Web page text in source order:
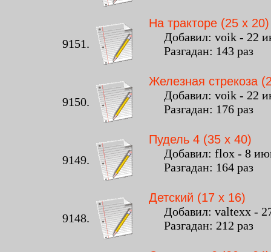
9151.
На тракторе (25 x 20)
Добавил: voik - 22
Разгадан: 143 раз
9150.
Железная стрекоза
Добавил: voik - 22
Разгадан: 176 раз
9149.
Пудель 4 (35 x 40)
Добавил: flox - 8
Разгадан: 164 раз
9148.
Детский (17 x 16)
Добавил: valtexx -
Разгадан: 212 раз